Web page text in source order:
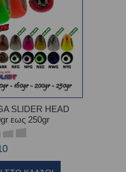
SLIDER HEAD
εως 250gr